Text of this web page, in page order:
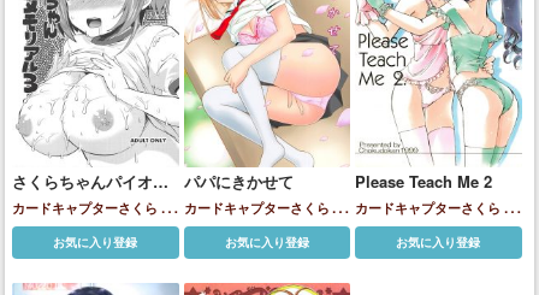
さくらちゃんパイオツ
メモリアル3
カードキャプターさくら
大
道寺知世木之本桜
お気に入り登録
パパにきかせて
カードキャプターさくら 大
道寺知世木之本桜
お気に入り登録
Please Teach Me 2
カードキャプターさくら
大
道寺知世木之本桜
お気に入り登録